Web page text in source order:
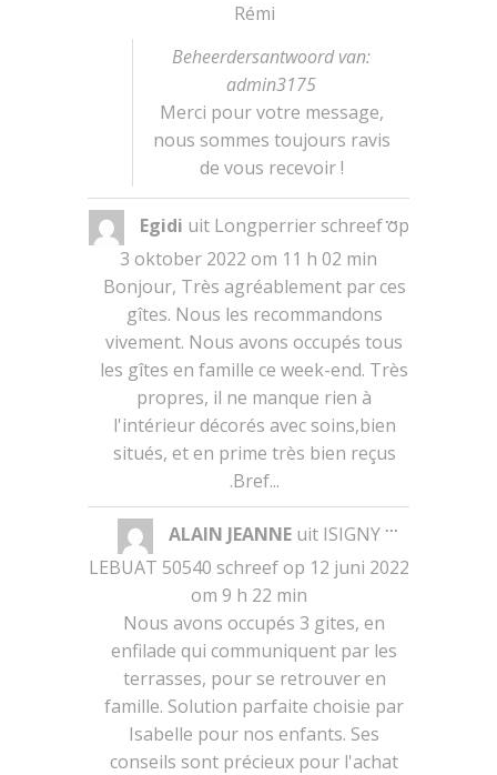
Rémi
Beheerdersantwoord van:
admin3175
Merci pour votre message,
nous sommes toujours ravis
de vous recevoir !
Egidi uit Longperrier schreef op
3 oktober 2022 om 11 h 02 min
Bonjour, Très agréablement par ces
gîtes. Nous les recommandons
vivement. Nous avons occupés tous
les gîtes en famille ce week-end. Très
propres, il ne manque rien à
l'intérieur décorés avec soins,bien
situés, et en prime très bien reçus
.Bref...
...
deze
ALAIN JEANNE uit ISIGNY
LEBUAT 50540 schreef op 12 juni 2022
om 9 h 22 min
Nous avons occupés 3 gites, en
enfilade qui communiquent par les
terrasses, pour se retrouver en
famille. Solution parfaite choisie par
Isabelle pour nos enfants. Ses
conseils sont précieux pour l'achat
...
metabox.